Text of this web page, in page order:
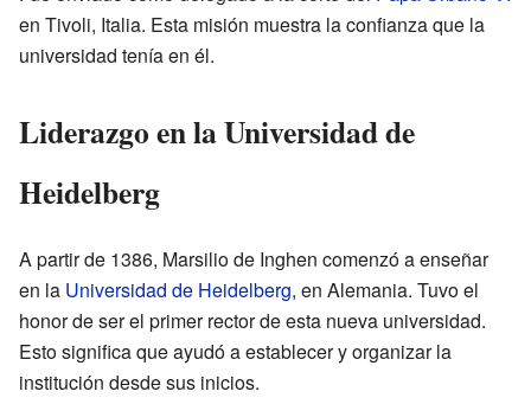
en Tivoli, Italia. Esta misión muestra la confianza que la
universidad tenía en él.
Liderazgo en la Universidad de
Heidelberg
A partir de 1386, Marsilio de Inghen comenzó a enseñar
en la Universidad de Heidelberg, en Alemania. Tuvo el
honor de ser el primer rector de esta nueva universidad.
Esto significa que ayudó a establecer y organizar la
institución desde sus inicios.